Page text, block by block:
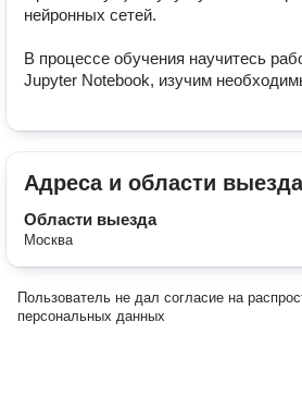
нейронных сетей.
В процессе обучения научитесь
Juрytеr Nоtеbооk, изучим
Адреса и области выезда
Области выезда
Москва
Пользователь не дал согласие на
персональных данных